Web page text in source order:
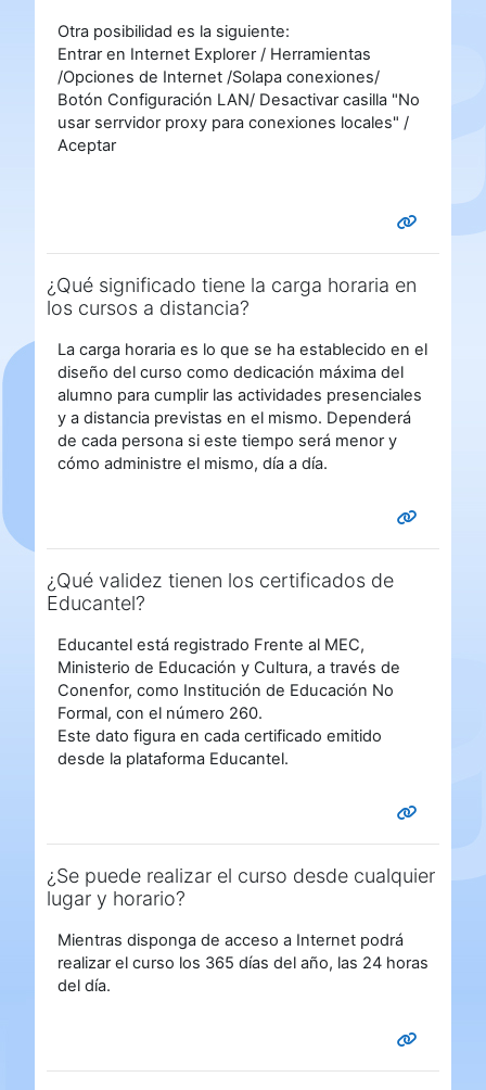
Otra posibilidad es la siguiente:
Entrar en Internet Explorer / Herramientas
/Opciones de Internet /Solapa conexiones/
Botón Configuración LAN/ Desactivar casilla "No
usar serrvidor proxy para conexiones locales" /
Aceptar
¿Qué significado tiene la carga horaria en
los cursos a distancia?
La carga horaria es lo que se ha establecido en el
diseño del curso como dedicación máxima del
alumno para cumplir las actividades presenciales
y a distancia previstas en el mismo. Dependerá
de cada persona si este tiempo será menor y
cómo administre el mismo, día a día.
¿Qué validez tienen los certificados de
Educantel?
Educantel está registrado Frente al MEC,
Ministerio de Educación y Cultura, a través de
Conenfor, como Institución de Educación No
Formal, con el número 260.
Este dato figura en cada certificado emitido
desde la plataforma Educantel.
¿Se puede realizar el curso desde cualquier
lugar y horario?
Mientras disponga de acceso a Internet podrá
realizar el curso los 365 días del año, las 24 horas
del día.